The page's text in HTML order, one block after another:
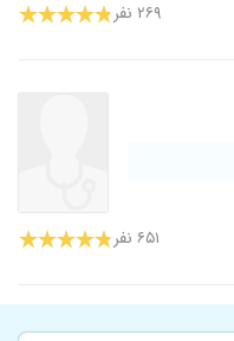
۲۶۹ نفر
۶۵۱ نفر